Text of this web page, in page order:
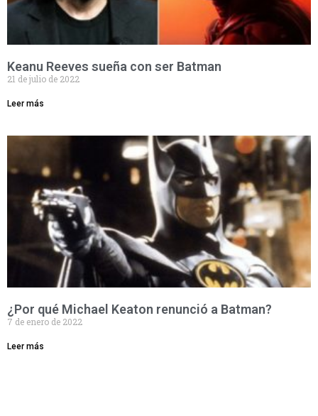
Keanu Reeves sueña con ser Batman
21 de julio de 2022
Leer más
¿Por qué Michael Keaton renunció a Batman?
7 de enero de 2022
Leer más